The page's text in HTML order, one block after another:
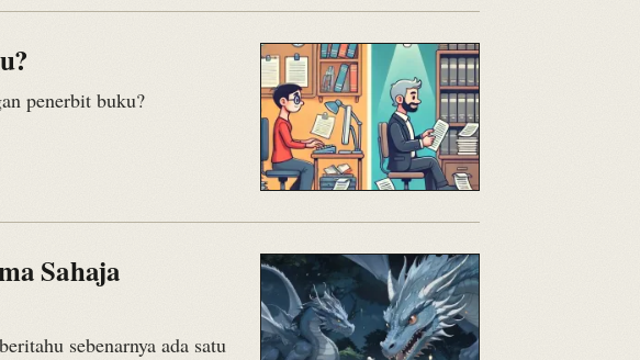
penerbit buku?
Sahaja
sebenarnya ada satu